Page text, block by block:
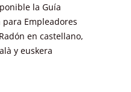
la Guía
para Empleadores
en castellano,
y euskera